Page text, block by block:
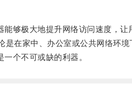
极大地提升网络访问速度，让
家中、办公室或公共网络环境
个不可或缺的利器。